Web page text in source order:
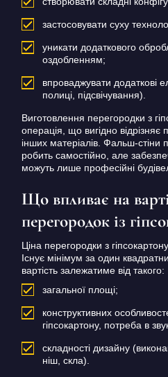
застосовувати суху
уникати додаткового
оздобленням;
впроваджувати додаткові
полиці, підсвічування).
Виготовлення перегородки з
операція, що вигідно відрізняє
інших матеріалів. Фальш-стіни
робить самостійно, але
можуть лише професійні
Що впливає на
перегородок із
Ціна перегородки з
Існує мінімум за один
вартість залежатиме від такого:
загальної площі;
конструктивних
гіпсокартону, потреба в
складності дизайну
ніш, скла).